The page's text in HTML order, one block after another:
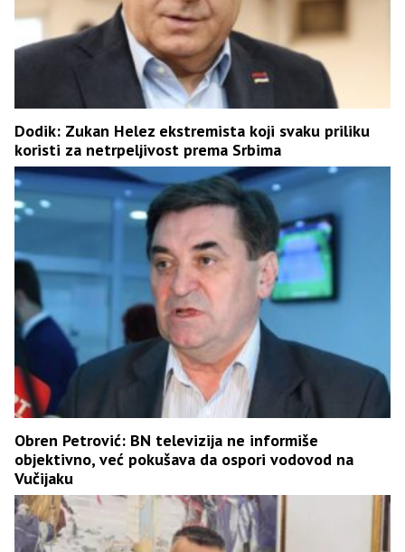
Dodik: Zukan Helez ekstremista koji svaku priliku
koristi za netrpeljivost prema Srbima
Obren Petrović: BN televizija ne informiše
objektivno, već pokušava da ospori vodovod na
Vučijaku